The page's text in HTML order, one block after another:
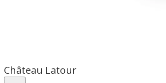
Château Latour